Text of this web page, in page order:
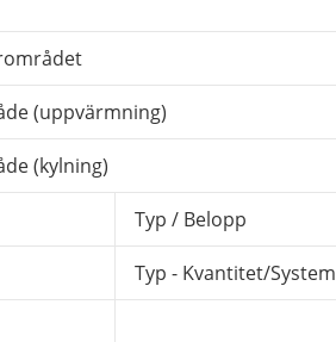
(uppvärmning)
(kylning)
Typ / Belopp
Typ - Kvantitet/System